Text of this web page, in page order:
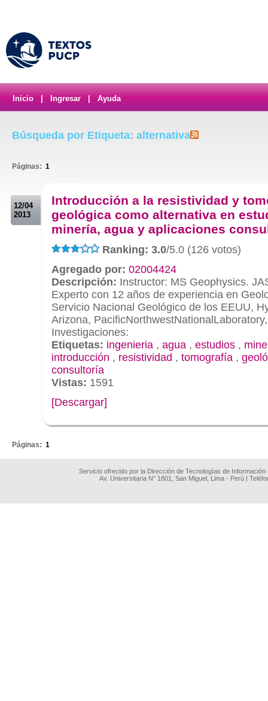
Inicio Ingresar Ayuda
Búsqueda por Etiqueta: alternativa
Páginas: 1
12/04
2013
Introducción a la resistividad y
geológica como alternativa en
minería, agua y aplicaciones
Ranking: 3.0/5.0 (126 votos)
Agregado por: 02004424
Descripción: Instructor: MS Geophysics.
Experto con 12 años de experiencia en
Servicio Nacional Geológico de los EEUU,
Arizona,
Investigaciones:
Etiquetas: ingenieria , agua , estudios ,
introducción , resistividad , tomografía ,
consultoría
Vistas: 1591
[Descargar]
Páginas: 1
Servicio ofrecido por la Dirección de Tecnologías de
Av. Universitaria N° 1801, San Miguel, Lima - Perú |